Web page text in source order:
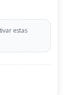
estas